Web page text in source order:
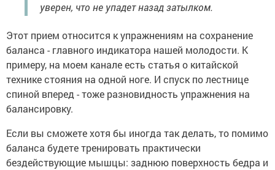
уверен, что не упадет назад затылком.
Этот прием относится к упражнениям на сохранение
баланса - главного индикатора нашей молодости. К
примеру, на моем канале есть статья о китайской
технике стояния на одной ноге. И спуск по лестнице
спиной вперед - тоже разновидность упражнения на
балансировку.
Если вы сможете хотя бы иногда так делать, то помимо
баланса будете тренировать практически
бездействующие мышцы: заднюю поверхность бедра и